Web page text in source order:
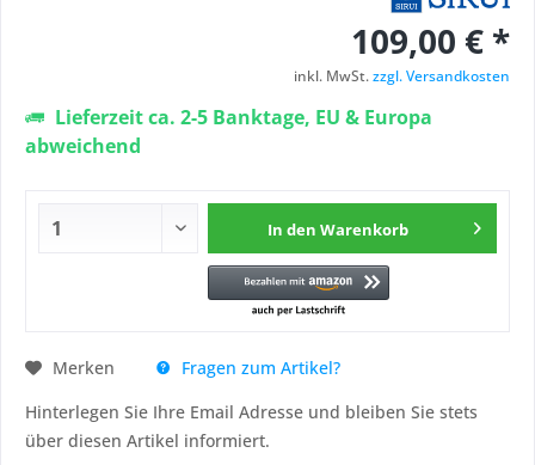
109,00 € *
inkl. MwSt.zzgl. Versandkosten
Lieferzeit ca. 2-5 Banktage, EU & Europa
abweichend
In den Warenkorb
Merken
Fragen zum Artikel?
Hinterlegen Sie Ihre Email Adresse und bleiben Sie stets
über diesen Artikel informiert.